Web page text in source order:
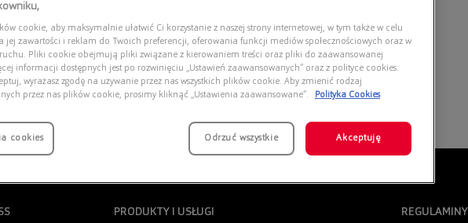
6244
PRODUKTY I USŁUGI REGULAMINY
cookie, aby maksymalnie ułatwić Ci korzystanie z naszej strony internetowej, w tym także w celu
jej zawartości i reklam do Twoich preferencji, oferowania funkcji mediów społecznościowych oraz w
Pliki cookie obejmują pliki związane z kierowaniem treści oraz pliki do zaawansowanej
informacji dostępnych jest po rozwinięciu „Ustawień zaawansowanych” oraz z polityce cookies.
wyrażasz zgodę na używanie przez nas wszystkich plików cookie. Aby zmienić rodzaj
przez nas plików cookie, prosimy kliknąć „Ustawienia zaawansowane”.
Polityka Cookies
cookies Odrzuć wszystkie Akceptuję